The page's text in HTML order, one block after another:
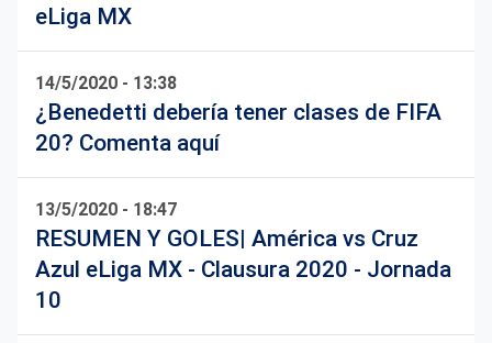
eLiga MX
14/5/2020 - 13:38
¿Benedetti debería tener clases de FIFA
20? Comenta aquí
13/5/2020 - 18:47
RESUMEN Y GOLES| América vs Cruz
Azul eLiga MX - Clausura 2020 - Jornada
10